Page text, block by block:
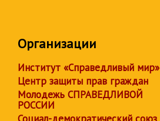
Организации
Институт «Справедливый мир»
Центр защиты прав граждан
Молодежь СПРАВЕДЛИВОЙ
РОССИИ